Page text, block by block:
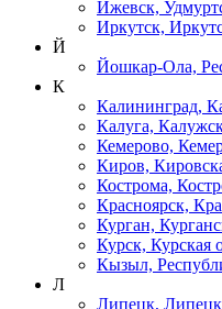
Ижевск,
Иркутск,
Й
Йошкар-Ола,
К
Калининград,
Калуга,
Кемерово,
Киров,
Кострома,
Красноярск,
Курган,
Курск, Курская
Кызыл,
Л
Липецк,